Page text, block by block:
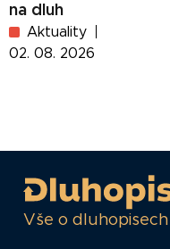
na dluh
Aktuality
02. 08. 2026
Vše o